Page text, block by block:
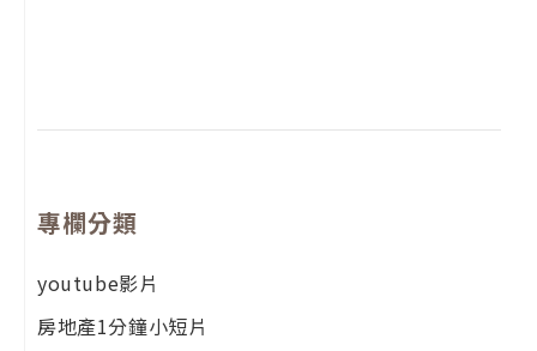
專欄分類
youtube影片
房地產1分鐘小短片